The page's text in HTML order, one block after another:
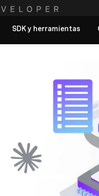
SDK y herramientas